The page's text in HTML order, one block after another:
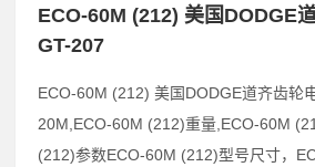
ECO-60M (212) 美国DODGE
GT-207
ECO-60M (212) 美国DODGE道齐齿轮
20M,ECO-60M (212)重量,ECO-60M
(212)参数ECO-60M (212)型号尺寸，